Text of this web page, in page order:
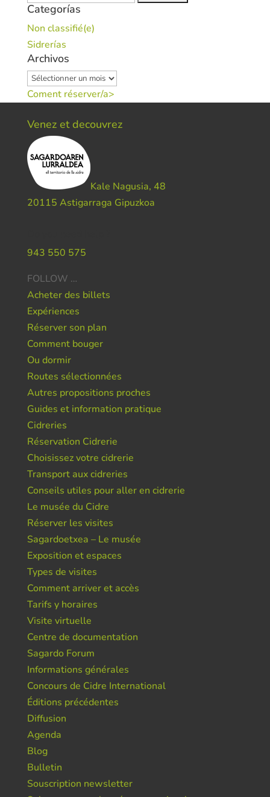
Categorías
Non classifié(e)
Sidrerías
Archivos
Archivos
Coment réserver/a>
Venez et decouvrez
Kale Nagusia, 48
20115 Astigarraga Gipuzkoa
943 550 575
FOLLOW …
Acheter des billets
Expériences
Réserver son plan
Comment bouger
Ou dormir
Routes sélectionnées
Autres propositions proches
Guides et information pratique
Cidreries
Réservation Cidrerie
Choisissez votre cidrerie
Transport aux cidreries
Conseils utiles pour aller en cidrerie
Le musée du Cidre
Réserver les visites
Sagardoetxea – Le musée
Exposition et espaces
Types de visites
Comment arriver et accès
Tarifs y horaires
Visite virtuelle
Centre de documentation
Sagardo Forum
Informations générales
Concours de Cidre International
Éditions précédentes
Diffusion
Agenda
Blog
Bulletin
Souscription newsletter